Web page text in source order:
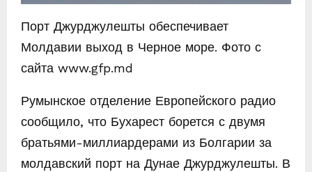
Порт Джурджулешты обеспечивает
Молдавии выход в Черное море. Фото с
сайта www.gfp.md
Румынское отделение Европейского радио
сообщило, что Бухарест борется с двумя
братьями-миллиардерами из Болгарии за
молдавский порт на Дунае Джурджулешты. В